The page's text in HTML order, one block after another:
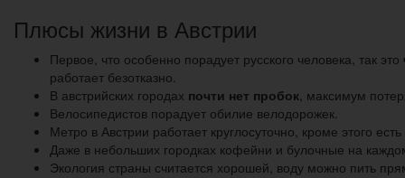
Плюсы жизни в Австрии
Первое, что особенно порадует русского человека, так это
работает безотказно.
В австрийских городах почти нет пробок , максимум
Велосипедистов порадует обилие велодорожек.
Метро в Австрии работает круглосуточно, кроме этого
Даже в небольших городках кофейни и булочные на
Экология страны считается хорошей, воду можно пить